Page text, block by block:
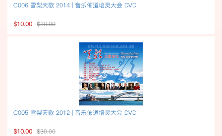
C006 雪梨天歌 2014 | 音乐佈道培灵大会 DVD
$10.00 $30.00
C005 雪梨天歌 2012 | 音乐佈道培灵大会 DVD
$10.00 $30.00